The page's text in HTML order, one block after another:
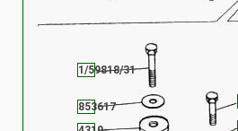
1/59818/31
853617